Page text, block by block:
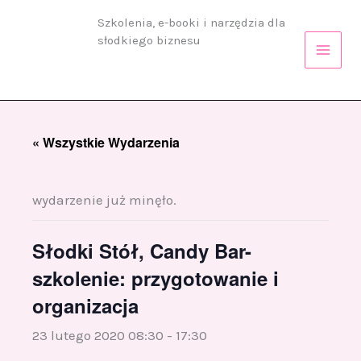
Szkolenia, e-booki i narzędzia dla
słodkiego biznesu
« Wszystkie Wydarzenia
wydarzenie już minęło.
Słodki Stół, Candy Bar-
szkolenie: przygotowanie i
organizacja
23 lutego 2020 08:30 - 17:30